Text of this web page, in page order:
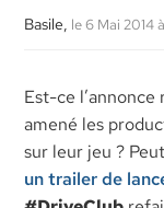
Basile, le 6 Mai 2014
Est-ce
amené les
sur leur jeu ?
un trailer de